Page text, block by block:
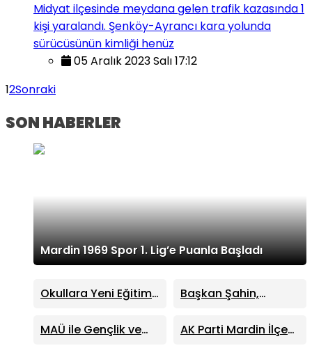
Midyat ilçesinde meydana gelen trafik kazasında 1
kişi yaralandı. Şenköy-Ayrancı kara yolunda
sürücüsünün kimliği henüz
05 Aralık 2023 Salı 17:12
12Sonraki
SON HABERLER
Mardin 1969 Spor 1. Lig’e Puanla Başladı
Okullara Yeni Eğitim
Başkan Şahin,
Yatırımlarını
Ankara’da Masaya
MAÜ ile Gençlik ve
AK Parti Mardin İlçe